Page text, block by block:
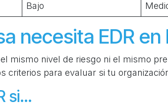
Bajo
necesita EDR
mismo nivel de riesgo ni el mismo
criterios para evaluar si tu
si…